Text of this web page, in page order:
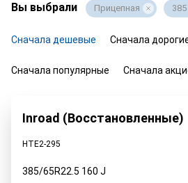
Вы выбрали Прицепная 385
Сначала дешевые Сначала
Сначала популярные Сначала
Inroad (Восстановленные)
HTE2-295
385/65R22.5 160 J